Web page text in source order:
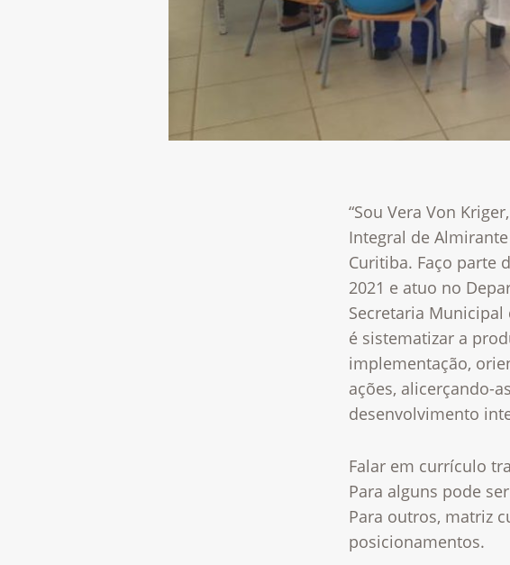
“Sou Vera Von
Integral de
Curitiba. Faço parte
2021 e atuo no
Secretaria Municipal
é sistematizar a
implementação,
ações, alicerçando-
desenvolvimento
Falar em currículo
Para alguns pode
Para outros, matriz
posicionamentos.